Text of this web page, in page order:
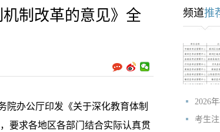
制改革的意见》全
办公厅印发《关于深化教育体制
要求各地区各部门结合实际认真贯
频道推
2026
考生